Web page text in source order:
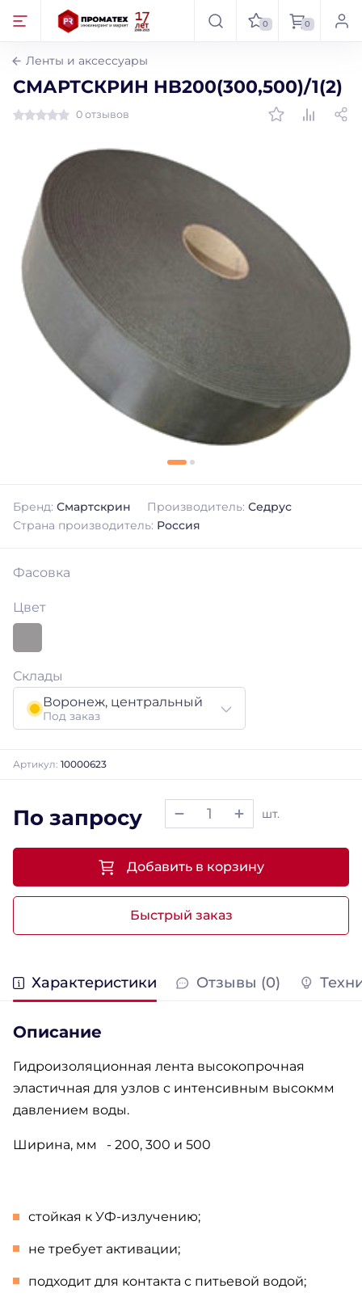
0 0
Ленты и аксессуары
СМАРТСКРИН HB200(300,500)/1(2)
0 отзывов
Бренд: Смартскрин Производитель: Седрус
Страна производитель: Россия
Фасовка
Цвет
Склады
Воронеж, центральный
Под заказ
Артикул: 10000623
По запросу шт.
Быстрый заказ
Добавить в корзину
Характеристики Отзывы (0)
Описание
Гидроизоляционная лента высокопрочная
эластичная для узлов с интенсивным высокмм
давлением воды.
Ширина, мм - 200, 300 и 500
стойкая к УФ-излучению;
не требует активации;
подходит для контакта с питьевой водой;